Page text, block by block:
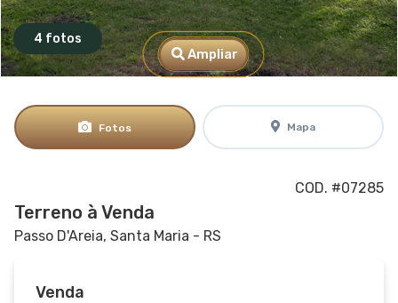
4 fotos
Ampliar
Fotos Mapa
COD. #07285
Terreno à Venda
Passo D'Areia, Santa Maria - RS
Venda